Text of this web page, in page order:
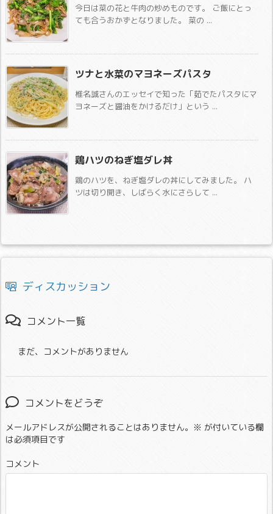
今日は菜の花と牛肉の炒めものです。 ご飯にとっ
ても合うおかずとなりました。 菜の ...
ツナと水菜のマヨネーズパスタ
椎名誠さんのエッセイで知った「茹でたパスタにマ
ヨネーズと醤油をかけるだけ」という ...
鶏ハツのねぎ塩ダレ丼
鶏のハツを、ねぎ塩ダレの丼にしてみました。 ハ
ツは切り開き、しばらく水にさらして ...
ディスカッション
コメント一覧
まだ、コメントがありません
コメントをどうぞ
メールアドレスが公開されることはありません。 ※ が付いている欄
は必須項目です
コメント